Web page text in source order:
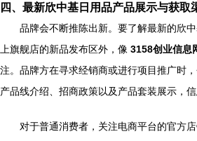
四、最新欣中基日用品产品展示与获取
品牌会不断推陈出新。要了解最新的欣
上旗舰店的新品发布区外，像 3158创业信息
注。品牌方在寻求经销商或进行项目推广时
产品线介绍、招商政策以及产品套装展示，
对于普通消费者，关注电商平台的官方